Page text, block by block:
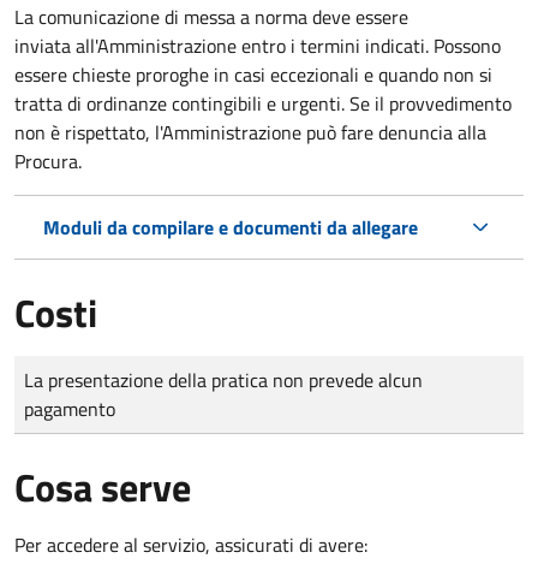
La comunicazione di messa a norma deve essere
inviata all'Amministrazione entro i termini indicati. Possono
essere chieste proroghe in casi eccezionali e quando non si
tratta di ordinanze contingibili e urgenti. Se il provvedimento
non è rispettato, l'Amministrazione può fare denuncia alla
Procura.
Moduli da compilare e documenti da allegare
Costi
Tipo di pagamento
Importo
La presentazione della pratica non prevede alcun
pagamento
Cosa serve
Per accedere al servizio, assicurati di avere: